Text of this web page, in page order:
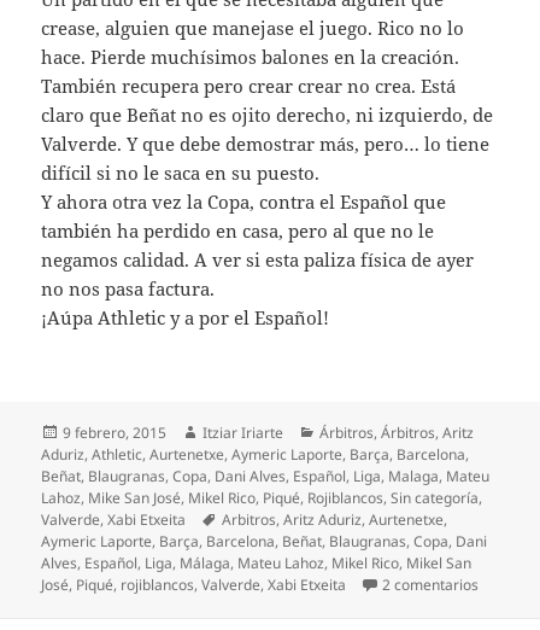
crease, alguien que manejase el juego. Rico no lo
hace. Pierde muchísimos balones en la creación.
También recupera pero crear crear no crea. Está
claro que Beñat no es ojito derecho, ni izquierdo, de
Valverde. Y que debe demostrar más, pero… lo tiene
difícil si no le saca en su puesto.
Y ahora otra vez la Copa, contra el Español que
también ha perdido en casa, pero al que no le
negamos calidad. A ver si esta paliza física de ayer
no nos pasa factura.
¡Aúpa Athletic y a por el Español!
Publicado
el
9 febrero, 2015 Autor
Itziar Iriarte Categorías
Árbitros,Árbitros,Aritz
Aduriz,Athletic,Aurtenetxe,Aymeric Laporte, Barça, Barcelona,
Beñat, Blaugranas,Copa, Dani Alves, Español, Liga, Malaga, Mateu
Lahoz, Mike San José, Mikel Rico, Piqué, Rojiblancos,Sin categoría,
Valverde,Xabi Etxeita Etiquetas
Arbitros,Aritz Aduriz,Aurtenetxe,
Aymeric Laporte, Barça, Barcelona, Beñat, Blaugranas,Copa, Dani
Alves, Español, Liga, Málaga, Mateu Lahoz, Mikel Rico, Mikel San
José, Piqué, rojiblancos,Valverde,Xabi Etxeita 2 comentarios